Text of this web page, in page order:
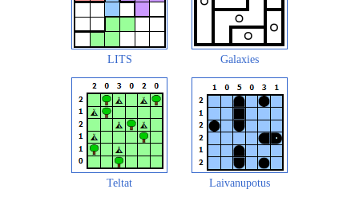
LITS Galaxies
Teltat Laivanupotus